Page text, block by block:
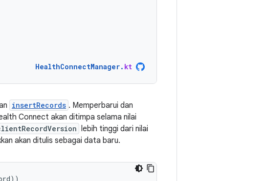
HealthConnectManager. kt
insertRecords . Memperbarui dan
Connect akan ditimpa selama nilai
lebih tinggi dari nilai
akan ditulis sebagai data baru.
))